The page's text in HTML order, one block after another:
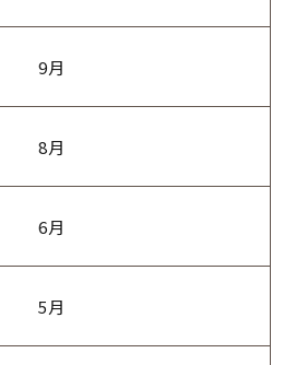
9月
8月
6月
5月